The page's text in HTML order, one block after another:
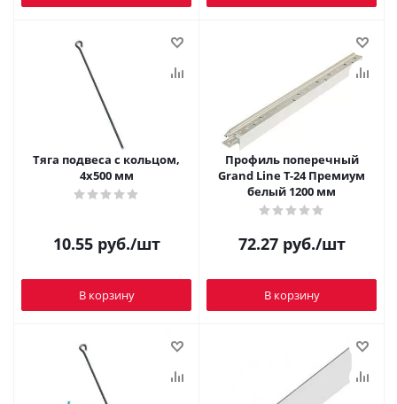
Тяга подвеса с кольцом,
4х500 мм
10.55руб./шт
В корзину
Профиль поперечный
Grand Line T-24 Премиум
белый 1200 мм
72.27руб./шт
В корзину